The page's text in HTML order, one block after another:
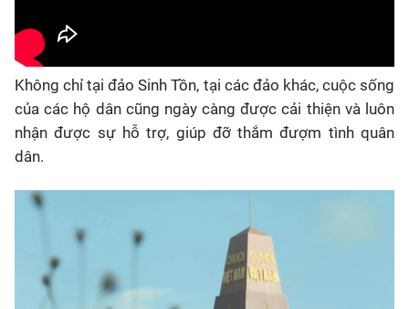
Không chỉ tại đảo Sinh Tồn, tại các đảo khác, cuộc sống
của các hộ dân cũng ngày càng được cải thiện và luôn
nhận được sự hỗ trợ, giúp đỡ thắm đượm tình quân
dân.